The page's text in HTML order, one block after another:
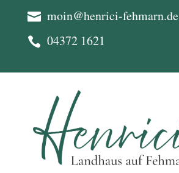
 moin@henrici-fehmarn.de
 04372 1621